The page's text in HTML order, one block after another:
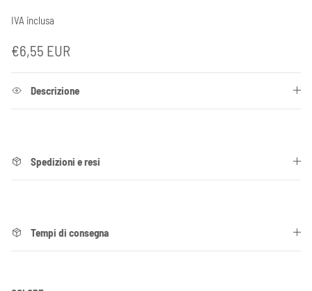
IVA inclusa
Prezzo normale
€6,55 EUR
Descrizione
Spedizioni e resi
Tempi di consegna